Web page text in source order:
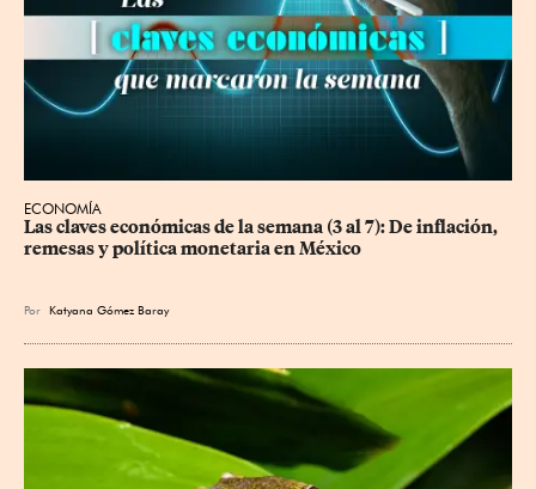
ECONOMÍA
Las claves económicas de la semana (3 al 7): De inflación,
remesas y política monetaria en México
Por Katyana Gómez Baray